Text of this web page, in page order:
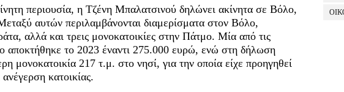
περιουσία, η Τζένη Μπαλατσινού δηλώνει ακίνητα σε Βόλο,
αυτών περιλαμβάνονται διαμερίσματα στον Βόλο,
αλλά και τρεις μονοκατοικίες στην Πάτμο. Μία από τις
αποκτήθηκε το 2023 έναντι 275.000 ευρώ, ενώ στη δήλωση
μονοκατοικία 217 τ.μ. στο νησί, για την οποία είχε προηγηθεί
κατοικίας.